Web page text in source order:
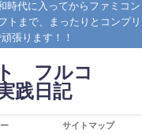
時代に入ってからファミコン
トまで、まったりとコンプリ
張ります！！
フルコ
践日記
サイトマップ